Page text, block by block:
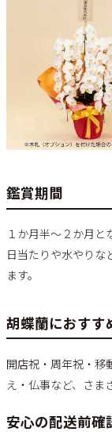
鑑賞期間
１か月半～２か月と
日当たりや水やりな
ます。
胡蝶蘭におすす
開店祝・周年祝・移
え・仏事など、さま
安心の配送前確